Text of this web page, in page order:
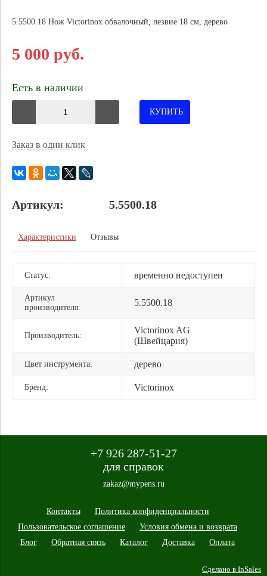
5.5500.18 Нож Victorinox обвалочный, лезвие 18 см, дерево
5 000 руб.
Есть в наличии
КУПИТЬ
Заказ в один клик
Артикул: 5.5500.18
Характеристики Отзывы
Статус: временно недоступен
Артикул
производителя:
5.5500.18
Производитель:
Victorinox AG
(Швейцария)
Цвет инструмента: дерево
Бренд: Victorinox
+7 926 287-51-27
для справок
zakaz@mypens.ru
Контакты
Политика конфиденциальности
Пользовательское соглашение
Условия обмена и возврата
Блог
Обратная связь Каталог Доставка Оплата
Сделано в InSales